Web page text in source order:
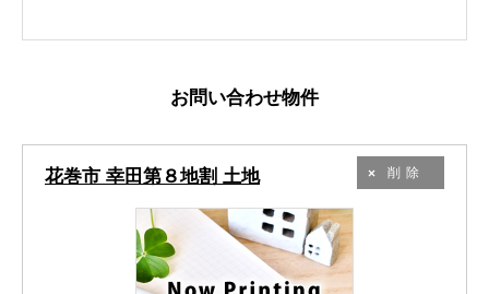
お問い合わせ物件
花巻市 幸田第８地割 土地 削除